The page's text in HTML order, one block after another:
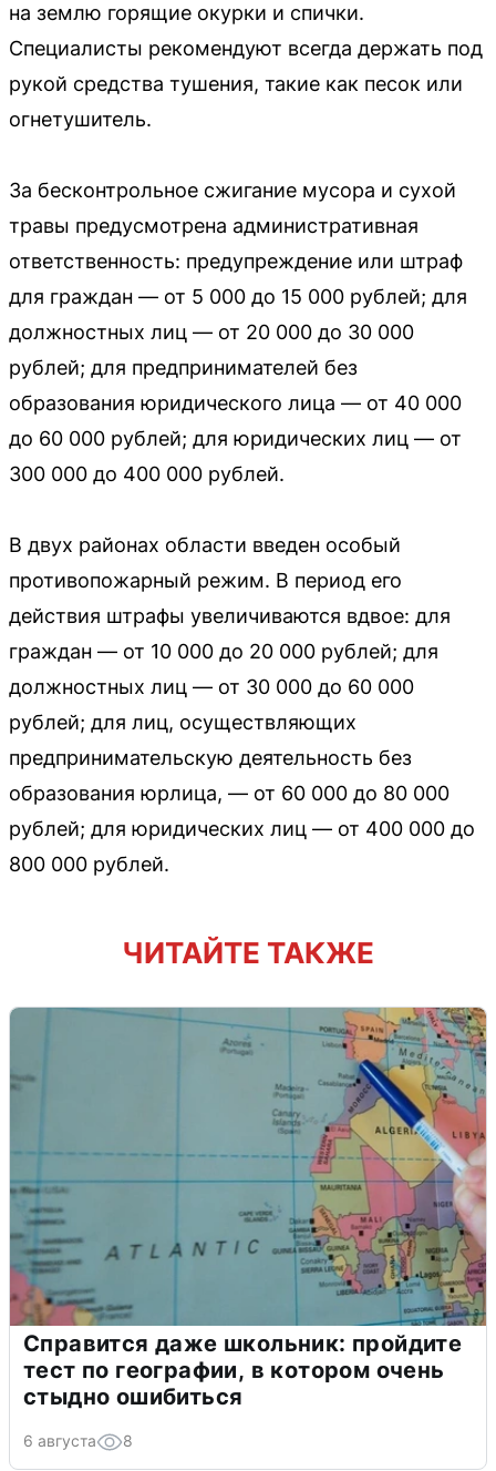
на землю горящие окурки и спички.
Специалисты рекомендуют всегда держать под
рукой средства тушения, такие как песок или
огнетушитель.
За бесконтрольное сжигание мусора и сухой
травы предусмотрена административная
ответственность: предупреждение или штраф
для граждан — от 5 000 до 15 000 рублей; для
должностных лиц — от 20 000 до 30 000
рублей; для предпринимателей без
образования юридического лица — от 40 000
до 60 000 рублей; для юридических лиц — от
300 000 до 400 000 рублей.
В двух районах области введен особый
противопожарный режим. В период его
действия штрафы увеличиваются вдвое: для
граждан — от 10 000 до 20 000 рублей; для
должностных лиц — от 30 000 до 60 000
рублей; для лиц, осуществляющих
предпринимательскую деятельность без
образования юрлица, — от 60 000 до 80 000
рублей; для юридических лиц — от 400 000 до
800 000 рублей.
ЧИТАЙТЕ ТАКЖЕ
Справится даже школьник: пройдите
тест по географии, в котором очень
стыдно ошибиться
6 августа 8